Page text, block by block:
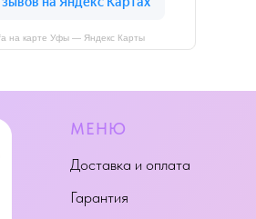
на карте Уфы — Яндекс Карты
МЕНЮ
Доставка и оплата
Гарантия